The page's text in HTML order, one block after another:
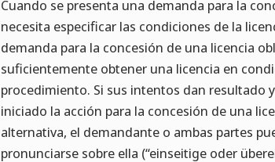
Cuando se presenta una demanda para la
necesita especificar las condiciones de la
demanda para la concesión de una licencia
suficientemente obtener una licencia en
procedimiento. Si sus intentos dan resultado
iniciado la acción para la concesión de una
alternativa, el demandante o ambas partes
pronunciarse sobre ella (“einseitige oder